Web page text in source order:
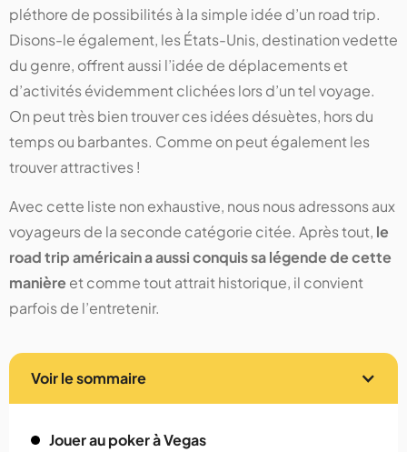
pléthore de possibilités à la simple idée d’un road trip.
Disons-le également, les États-Unis, destination vedette
du genre, offrent aussi l’idée de déplacements et
d’activités évidemment clichées lors d’un tel voyage.
On peut très bien trouver ces idées désuètes, hors du
temps ou barbantes. Comme on peut également les
trouver attractives !
Avec cette liste non exhaustive, nous nous adressons aux
voyageurs de la seconde catégorie citée. Après tout, le
road trip américain a aussi conquis sa légende de cette
manièreet comme tout attrait historique, il convient
parfois de l’entretenir.
Voir le sommaire
Jouer au poker à Vegas